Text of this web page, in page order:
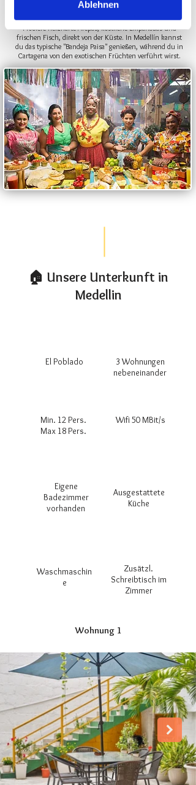
Ablehnen
Kulinarisches Kolumbien
Kolumbiens Küche ist so vielfältig wie das Land selbst.
Probiere herzhafte Arepas, köstliche Empanadas und
frischen Fisch, direkt von der Küste. In Medellín kannst
du das typische "Bandeja Paisa" genießen, während du in
Cartagena von den exotischen Früchten verführt wirst.
🏠 Unsere Unterkunft in
Medellin
El Poblado
Min. 12 Pers.
Max 18 Pers.
Eigene
Badezimmer
vorhanden
Waschmaschin
e
3 Wohnungen
nebeneinander
Wifi 50 MBit/s
Ausgestattete
Küche
Zusätzl.
Schreibtisch im
Zimmer
Wohnung 1